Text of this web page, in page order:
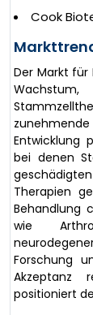
Cook
Der Markt für
Entwicklung
bei denen
Therapien
Behandlung
wie
Forschung
Akzeptanz
positioniert